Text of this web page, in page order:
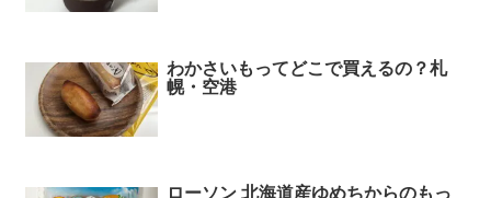
わかさいもってどこで買えるの？札
幌・空港
ローソン 北海道産ゆめちからのもっ